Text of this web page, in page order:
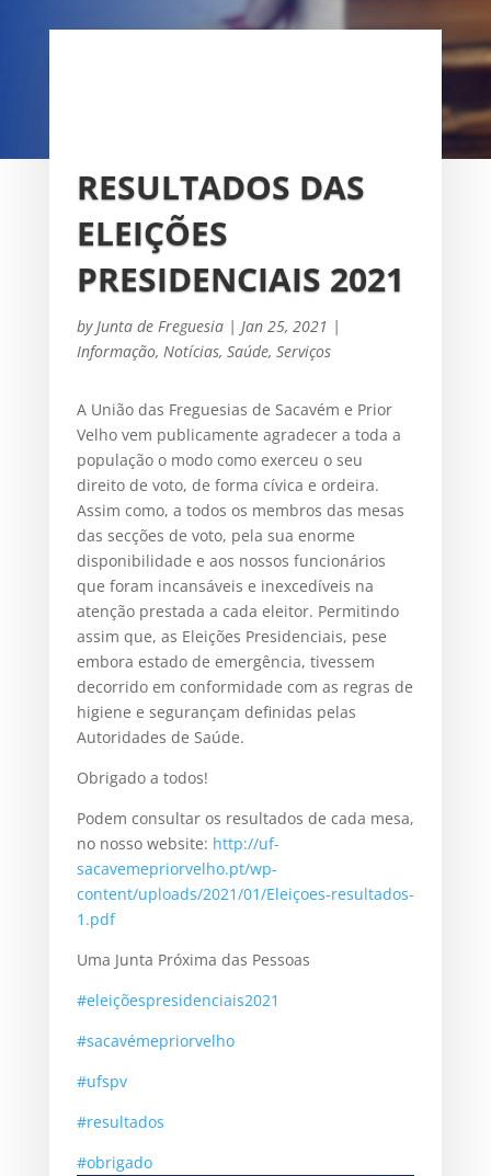
OS
RESULTADOS DAS
ELEIÇÕES
PRESIDENCIAIS 2021
by Junta de Freguesia| Jan 25, 2021 |
Informação, Notícias, Saúde, Serviços
A União das Freguesias de Sacavém e Prior
Velho vem publicamente agradecer a toda a
população o modo como exerceu o seu
direito de voto, de forma cívica e ordeira.
Assim como, a todos os membros das mesas
das secções de voto, pela sua enorme
disponibilidade e aos nossos funcionários
que foram incansáveis e inexcedíveis na
atenção prestada a cada eleitor. Permitindo
assim que, as Eleições Presidenciais, pese
embora estado de emergência, tivessem
decorrido em conformidade com as regras de
higiene e segurançam definidas pelas
Autoridades de Saúde.
Obrigado a todos!
Podem consultar os resultados de cada mesa,
no nosso website: http://uf-
sacavemepriorvelho.pt/wp-
content/uploads/2021/01/Eleiçoes-resultados-
1.pdf
Uma Junta Próxima das Pessoas
#eleiçõespresidenciais2021
#sacavémepriorvelho
#ufspv
#resultados
#obrigado